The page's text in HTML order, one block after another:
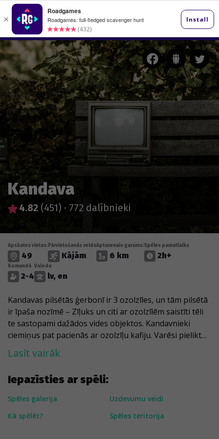
Kandava
4.82 (451) · 772 dalībnieki
Iepazīsties ar spēli:
Spēles galerija
Uzdevumu veidi
Kā spēlēt?
Spēles teritorija
Apskates vietas:
49
Pārvietošanās veids
Kājām
Aptuvenais garums:
6 km
Spēles pamatlaiks
2h+
Komandā
2-4
Valoda
lv, en
Kandavas pilsētās ģerbonī ir 3 ozolzīles, un tām pilsētā
ir īpaša nozīmē – Zīļuks un citi ar ozolzīlēm saistīti tēli
te sastopami dažādos vides objektos. Kandavnieki
ciemiņus pat pacienās ar ozolzīļu kafiju. Varēsi pielikt
roku vecās sinagogas un seno baznīcu sienām, kurās
atbalsojas gadsimti, bet šauro ieliņu labirinti dvēselē
piesēst uz Avotiņkalna soliņa, aizstaigāt līdz Bruņinieku
pilskalnam un pasveicināt Nāriņu un Neptūtu
Kandavas brīvdabas peldbaseinā. Pie pilsētas atrodas
arī Čužu purvs ar Latvijā vienīgo dabisko krūmu čužas
Lasīt vairāk